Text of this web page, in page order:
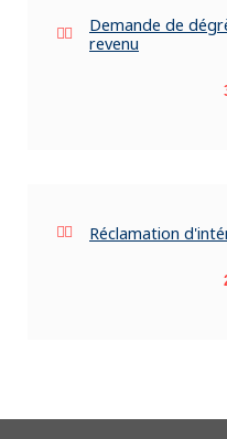
Demande de
revenu
Réclamation